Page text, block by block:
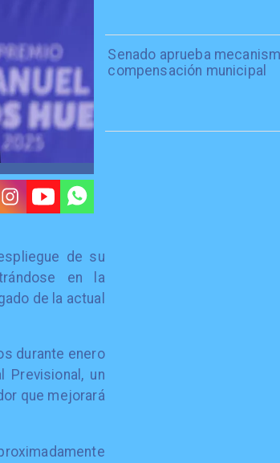
Senado aprueba
compensación municipal
de su
en la
de la actual
durante enero
un
que mejorará